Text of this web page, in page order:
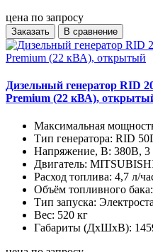
цена по запросу
Заказать В сравнение
Дизельный генератор RID
Premium (22 кВА),
Максимальная
Тип генератора: RID
Напряжение, В: 380В, 3
Двигатель:
Расход топлива: 4,7 л/
Объём топливного бака:
Тип запуска:
Вес: 520 кг
Габариты (ДхШхВ):